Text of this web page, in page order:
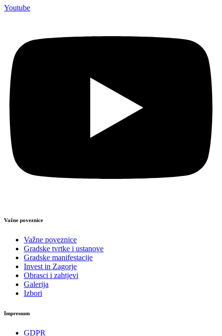
Youtube
Važne poveznice
Važne poveznice
Gradske tvrtke i ustanove
Gradske manifestacije
Invest in Zagorje
Obrasci i zahtjevi
Galerija
Izbori
Impressum
GDPR